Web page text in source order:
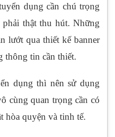
dụng cần chú trọng
thật thu hút. Những
lướt qua thiết kế banner
thông tin cần thiết.
dụng thì nên sử dụng
cùng quan trọng cần có
hòa quyện và tinh tế.